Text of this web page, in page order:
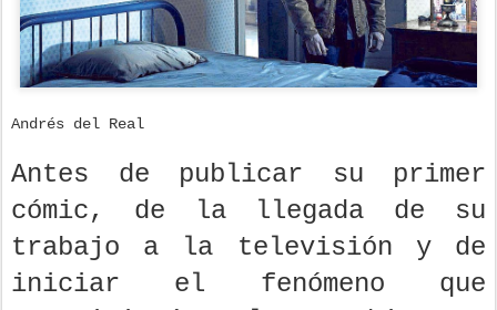
Andrés del Real
Antes de publicar su primer
cómic, de la llegada de su
trabajo a la televisión y de
iniciar el fenómeno que